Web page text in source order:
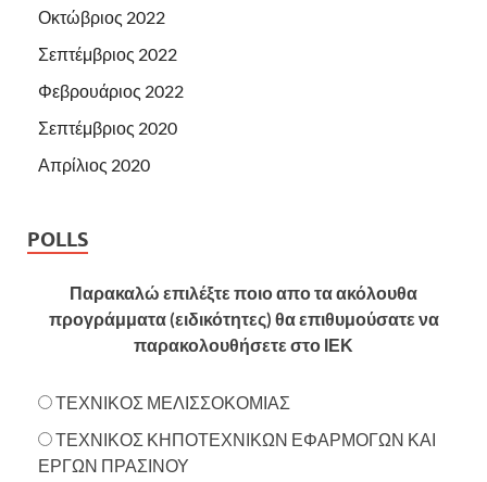
Οκτώβριος 2022
Σεπτέμβριος 2022
Φεβρουάριος 2022
Σεπτέμβριος 2020
Απρίλιος 2020
POLLS
Παρακαλώ επιλέξτε ποιο απο τα ακόλουθα
προγράμματα (ειδικότητες) θα επιθυμούσατε να
παρακολουθήσετε στο ΙΕΚ
ΤΕΧΝΙΚΟΣ ΜΕΛΙΣΣΟΚΟΜΙΑΣ
ΤΕΧΝΙΚΟΣ ΚΗΠΟΤΕΧΝΙΚΩΝ ΕΦΑΡΜΟΓΩΝ ΚΑΙ
ΕΡΓΩΝ ΠΡΑΣΙΝΟΥ